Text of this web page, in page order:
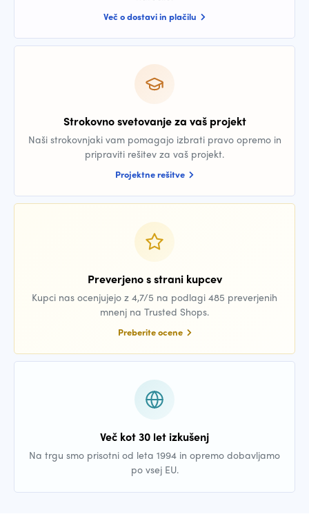
Več o dostavi in plačilu
Strokovno svetovanje za vaš projekt
Naši strokovnjaki vam pomagajo izbrati pravo opremo in
pripraviti rešitev za vaš projekt.
Projektne rešitve
Preverjeno s strani kupcev
Kupci nas ocenjujejo z 4,7/5 na podlagi 485 preverjenih
mnenj na Trusted Shops.
Preberite ocene
Več kot 30 let izkušenj
Na trgu smo prisotni od leta 1994 in opremo dobavljamo
po vsej EU.